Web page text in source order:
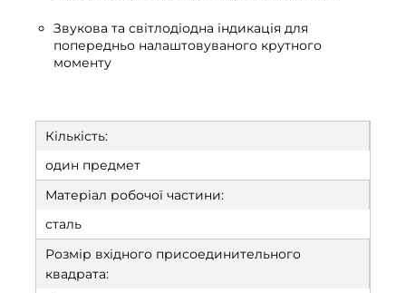
Звукова та світлодіодна індикація для
попередньо налаштовуваного крутного
моменту
Кількість:
один предмет
Матеріал робочої частини:
сталь
Розмір вхідного присоединительного
квадрата: